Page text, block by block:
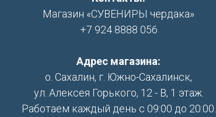
Магазин «СУВЕНИРЫ чердака»
+7 924 8888 056
Адрес магазина:
о. Сахалин, г. Южно-Сахалинск,
ул. Алексея Горького, 12 - В, 1 этаж.
Работаем каждый день с 09:00 до 20:00.